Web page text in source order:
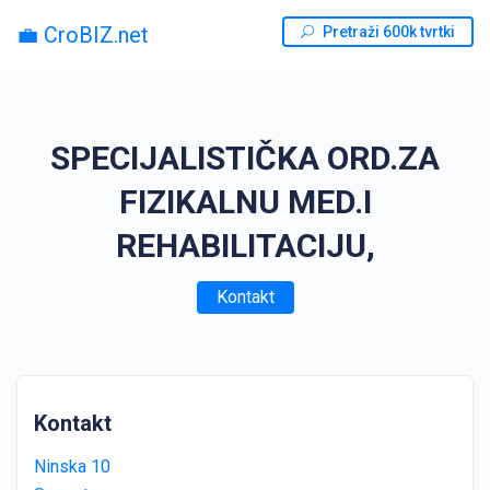
💼 CroBIZ.net Pretraži 600k tvrtki
SPECIJALISTIČKA ORD.ZA
FIZIKALNU MED.I
REHABILITACIJU,
Kontakt
Kontakt
Ninska 10